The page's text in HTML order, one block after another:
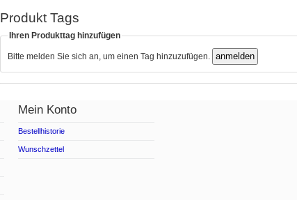
Produkt Tags
Ihren Produkttag hinzufügen
Bitte melden Sie sich an, um einen Tag hinzuzufügen.
Mein Konto
Bestellhistorie
Wunschzettel